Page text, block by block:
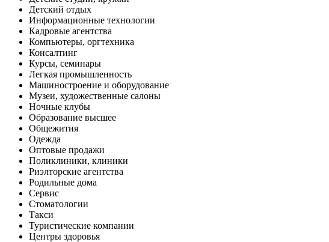
Детский отдых
Информационные технологии
Кадровые агентства
Компьютеры, оргтехника
Консалтинг
Курсы, семинары
Легкая промышленность
Машиностроение и оборудование
Музеи, художественные салоны
Ночные клубы
Образование высшее
Общежития
Одежда
Оптовые продажи
Поликлиники, клиники
Риэлторские агентства
Родильные дома
Сервис
Стоматологии
Такси
Туристические компании
Центры здоровья